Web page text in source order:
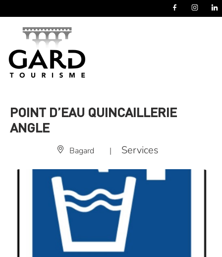
POINT D’EAU QUINCAILLERIE
ANGLE
Bagard | Services